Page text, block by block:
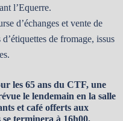
l’Equerre.
d’échanges et vente de
de fromage, issus
les 65 ans du CTF, une
le lendemain en la salle
et café offerts aux
se terminera à 16h00.